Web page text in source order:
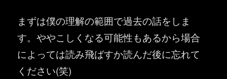
まずは僕の理解の範囲で過去の話をしま
す。ややこしくなる可能性もあるから場合
によっては読み飛ばすか読んだ後に忘れて
ください(笑)